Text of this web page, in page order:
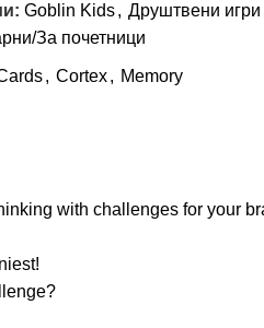
Goblin Kids, Друштвени игри
За почетници
, Cortex, Memory
with challenges for your